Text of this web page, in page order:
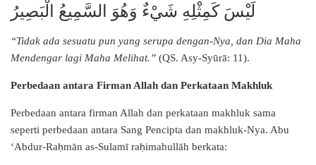
لَيْسَ كَمِثْلِهِ شَيْءٌ وَهُوَ السَّمِيعُ الْبَصِيرُ
“Tidak ada sesuatu pun yang serupa dengan-Nya, dan Dia Maha
Mendengar lagi Maha Melihat.” (QS. Asy-Syūrā: 11).
Perbedaan antara Firman Allah dan Perkataan Makhluk
Perbedaan antara firman Allah dan perkataan makhluk sama
seperti perbedaan antara Sang Pencipta dan makhluk-Nya. Abu
‘Abdur-Ra ḥmān as-Sulamī ra ḥimahullāh berkata: